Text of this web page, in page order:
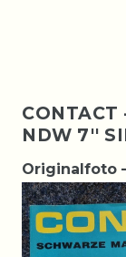
CONTACT
NDW 7''
Originalfoto